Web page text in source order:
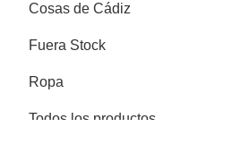
Cosas de Cádiz
Fuera Stock
Ropa
Todos los productos